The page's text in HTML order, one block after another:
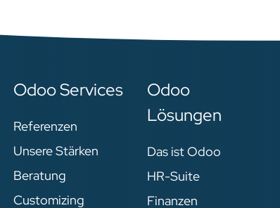
Odoo Services
Referenzen
Unsere Stärken
Beratung
Customizing
Odoo
Lösungen
Das ist Odoo
HR-Suite
Finanzen